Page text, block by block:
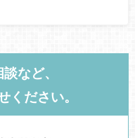
など、
ください。